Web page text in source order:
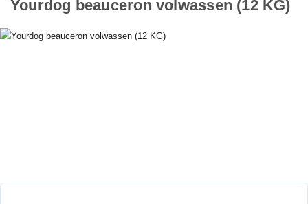
Yourdog beauceron volwassen (12 KG)